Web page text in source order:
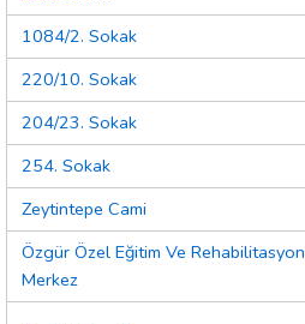
1084/2. Sokak
220/10. Sokak
204/23. Sokak
254. Sokak
Zeytintepe Cami
Özgür Özel Eğitim Ve Rehabilitasyon
Merkez